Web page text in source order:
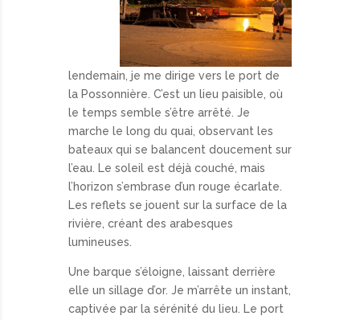
lendemain, je me dirige vers le port de
la Possonnière. C’est un lieu paisible, où
le temps semble s’être arrêté. Je
marche le long du quai, observant les
bateaux qui se balancent doucement sur
l’eau. Le soleil est déjà couché, mais
l’horizon s’embrase d’un rouge écarlate.
Les reflets se jouent sur la surface de la
rivière, créant des arabesques
lumineuses.
Une barque s’éloigne, laissant derrière
elle un sillage d’or. Je m’arrête un instant,
captivée par la sérénité du lieu. Le port